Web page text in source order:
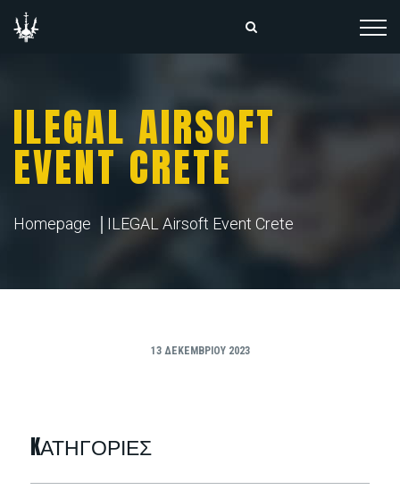
ILEGAL AIRSOFT
EVENT CRETE
Homepage ILEGAL Airsoft Event Crete
13 ΔΕΚΕΜΒΡΊΟΥ 2023
KΑΤΗΓΟΡΊΕΣ